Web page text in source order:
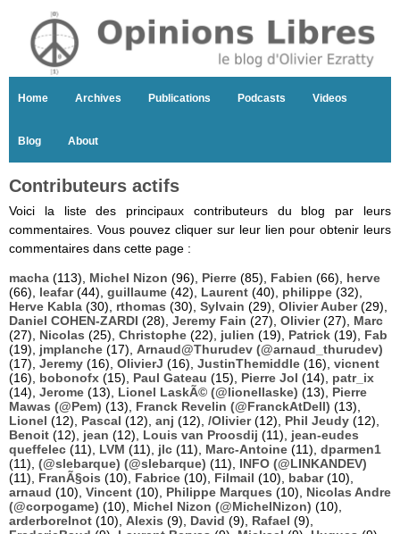
Home Archives Publications Podcasts Videos
Blog About
Contributeurs actifs
Voici la liste des principaux contributeurs du blog par leurs
commentaires. Vous pouvez cliquer sur leur lien pour obtenir leurs
commentaires dans cette page :
macha (113), Michel Nizon (96), Pierre (85), Fabien (66), herve
(66), leafar(44), guillaume (42), Laurent (40), philippe (32),
Herve Kabla (30), rthomas (30), Sylvain (29), Olivier Auber(29),
Daniel COHEN-ZARDI (28), Jeremy Fain (27), Olivier(27), Marc
(27), Nicolas (25), Christophe (22), julien (19), Patrick (19), Fab
(19), jmplanche (17), Arnaud@Thurudev (@arnaud_thurudev)
(17), Jeremy (16), OlivierJ (16), JustinThemiddle (16), vicnent
(16), bobonofx (15), Paul Gateau (15), Pierre Jol (14), patr_ix
(14), Jerome (13), Lionel LaskÃ© (@lionellaske) (13), Pierre
Mawas (@Pem) (13), Franck Revelin (@FranckAtDell) (13),
Lionel (12), Pascal (12), anj (12), /Olivier(12), Phil Jeudy (12),
Benoit (12), jean (12), Louis van Proosdij (11), jean-eudes
queffelec (11), LVM (11), jlc (11), Marc-Antoine (11), dparmen1
(11), (@slebarque) (@slebarque) (11), INFO (@LINKANDEV)
(11), FranÃ§ois (10), Fabrice (10), Filmail (10), babar(10),
arnaud (10), Vincent (10), Philippe Marques (10), Nicolas Andre
(@corpogame) (10), Michel Nizon (@MichelNizon) (10),
arderborelnot (10), Alexis (9), David (9), Rafael (9),